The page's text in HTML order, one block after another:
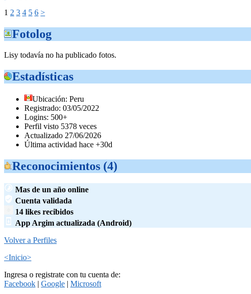
1 2 3 4 5 6 >
Fotolog
Lisy todavía no ha publicado fotos.
Estadísticas
Ubicación: Peru
Registrado: 03/05/2022
Logins: 500+
Perfil visto 5378 veces
Actualizado 27/06/2026
Última actividad hace +30d
Reconocimientos (4)
Mas de un año online
Cuenta validada
14 likes recibidos
App Argim actualizada (Android)
Volver a Perfiles
<Inicio>
Ingresa o registrate con tu cuenta de:
Facebook | Google | Microsoft